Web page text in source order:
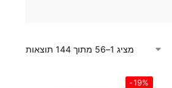
מציג 1–56 מתוך 144 תוצאות
-19%